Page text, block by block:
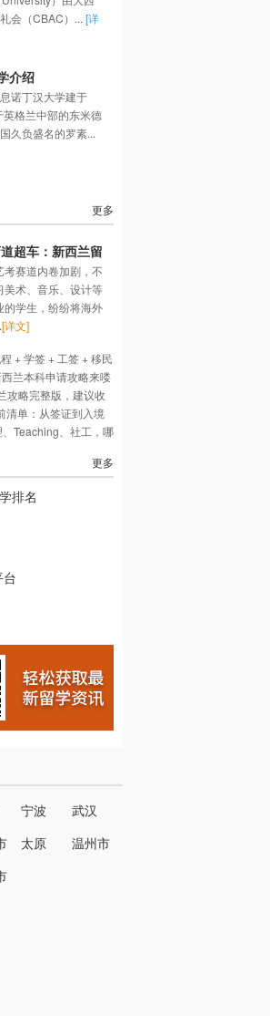
会（CBAC）... [详
介绍
诺丁汉大学建于
格兰中部的东米德
久负盛名的罗素...
更多
超车：新西兰留
南赛道内卷加剧，不
美术、音乐、设计等
的学生，纷纷将海外
[详文]
+ 学签 + 工签 + 移民
兰本科申请攻略来喽
攻略完整版，建议收
清单：从签证到入境
、Teaching、社工，哪
更多
宁波 武汉
太原 温州市